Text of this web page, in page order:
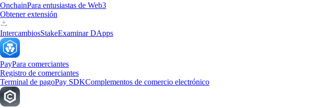
OnchainPara entusiastas de Web3
Obtener extensión
IntercambiosStakeExaminar DApps
PayPara comerciantes
Registro de comerciantes
Terminal de pagoPay SDKComplementos de comercio electrónico